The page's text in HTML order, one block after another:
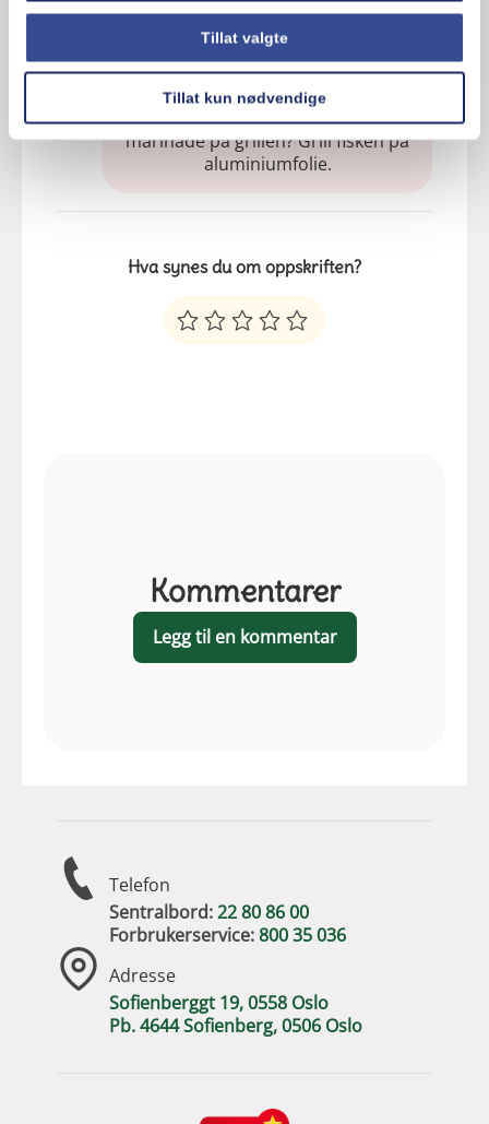
Tillat valgte
Tillat kun nødvendige
Tips!
Opplever du at det drypper
marinade på grillen? Grill fisken på
aluminiumfolie.
Hva synes du om oppskriften?
Kommentarer
Legg til en kommentar
Telefon
Sentralbord:22 80 86 00
Forbrukerservice:800 35 036
Adresse
Sofienberggt 19, 0558 Oslo
Pb. 4644 Sofienberg, 0506 Oslo